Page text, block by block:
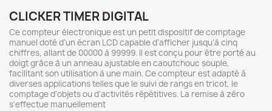
CLICKER TIMER DIGITAL
Ce compteur électronique est un petit dispositif de comptage
manuel doté d’un écran LCD capable d’afficher jusqu’à cinq
chiffres, allant de 00000 à 99999. Il est conçu pour être porté au
doigt grâce à un anneau ajustable en caoutchouc souple,
facilitant son utilisation à une main. Ce compteur est adapté à
diverses applications telles que le suivi de rangs en tricot, le
comptage d’objets ou d’activités répétitives. La remise à zéro
s’effectue manuellement